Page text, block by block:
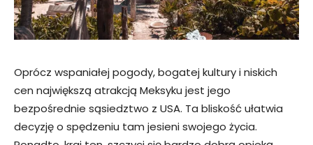
Oprócz wspaniałej pogody, bogatej kultury i niskich
cen największą atrakcją Meksyku jest jego
bezpośrednie sąsiedztwo z USA. Ta bliskość ułatwia
decyzję o spędzeniu tam jesieni swojego życia.